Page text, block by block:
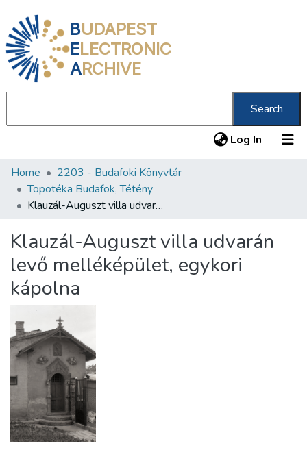
BUDAPEST
ELECTRONIC
ARCHIVE
Search
Log In (current)
Communities & Collections
All of DSpace
About us
Home
2203 - Budafoki Könyvtár
Topotéka Budafok, Tétény
Klauzál-Auguszt villa udvarán levő melléképület, egykori kápolna
Klauzál-Auguszt villa udvarán
levő melléképület, egykori
kápolna